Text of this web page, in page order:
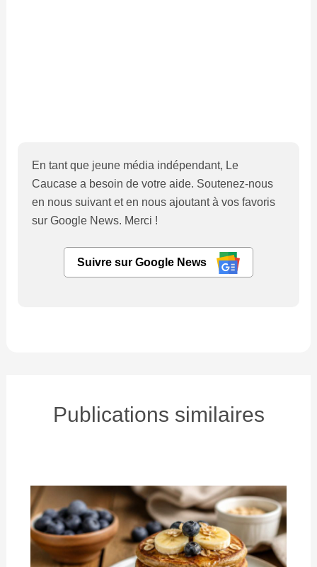
En tant que jeune média indépendant, Le
Caucase a besoin de votre aide. Soutenez-nous
en nous suivant et en nous ajoutant à vos favoris
sur Google News. Merci !
Suivre sur Google News
Publications similaires